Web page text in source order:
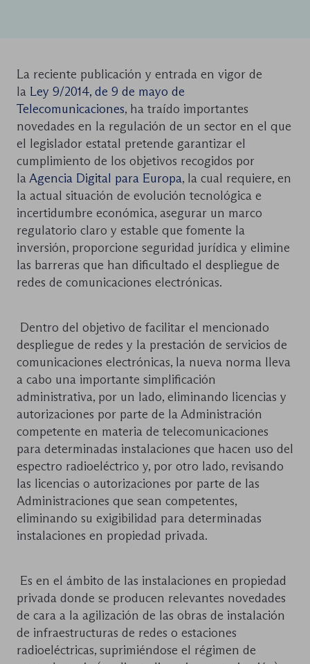
La reciente publicación y entrada en vigor de
la Ley 9/2014, de 9 de mayo de
Telecomunicaciones, ha traído importantes
novedades en la regulación de un sector en el que
el legislador estatal pretende garantizar el
cumplimiento de los objetivos recogidos por
laAgencia Digital para Europa, la cual requiere, en
la actual situación de evolución tecnológica e
incertidumbre económica, asegurar un marco
regulatorio claro y estable que fomente la
inversión, proporcione seguridad jurídica y elimine
las barreras que han dificultado el despliegue de
redes de comunicaciones electrónicas.
Dentro del objetivo de facilitar el mencionado
despliegue de redes y la prestación de servicios de
comunicaciones electrónicas, la nueva norma lleva
a cabo una importante simplificación
administrativa, por un lado, eliminando licencias y
autorizaciones por parte de la Administración
competente en materia de telecomunicaciones
para determinadas instalaciones que hacen uso del
espectro radioeléctrico y, por otro lado, revisando
las licencias o autorizaciones por parte de las
Administraciones que sean competentes,
eliminando su exigibilidad para determinadas
instalaciones en propiedad privada.
Es en el ámbito de las instalaciones en propiedad
privada donde se producen relevantes novedades
de cara a la agilización de las obras de instalación
de infraestructuras de redes o estaciones
radioeléctricas, suprimiéndose el régimen de